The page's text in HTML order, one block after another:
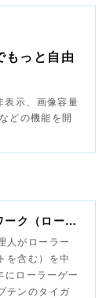
もっと自由
示、画像容量
どの機能を開
ローラースケートネットワーク（ローラースポーツネットワーク）
人がローラー
を含む）を中
ローラーゲー
テンのタイガ